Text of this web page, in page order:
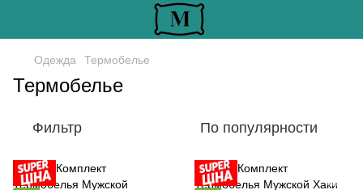
Одежда Термобелье
Термобелье
Фильтр По популярности